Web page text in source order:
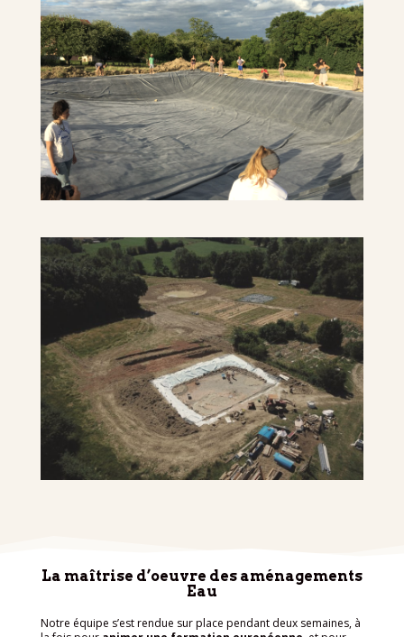
La maîtrise d’oeuvre des aménagements
Eau
Notre équipe s’est rendue sur place pendant deux semaines, à